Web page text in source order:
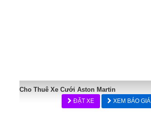
Cho Thuê Xe Cưới Aston Martin
ĐẶT XE XEM BÁO GIÁ